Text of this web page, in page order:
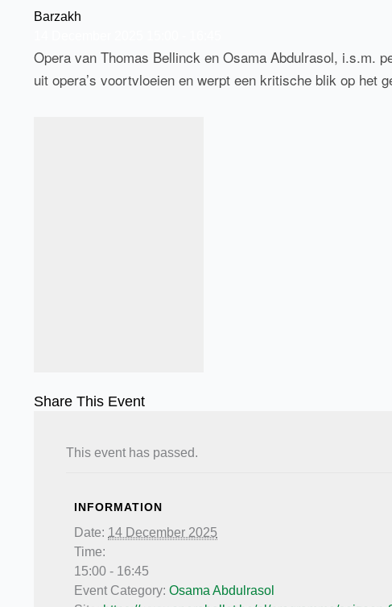
Barzakh
Opera van Thomas Bellinck en Osama Abdulrasol, i.s.m.
uit opera’s voortvloeien en werpt een kritische blik op het
Share This Event
This event has passed.
INFORMATION
Date: 14 December 2025
Time:
15:00 - 16:45
Event Category: Osama Abdulrasol